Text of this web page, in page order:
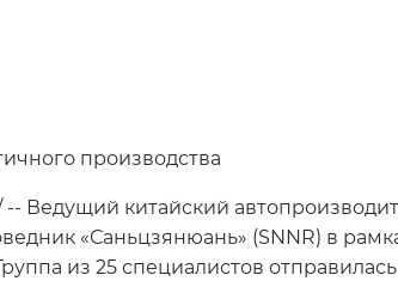
производства
Ведущий китайский
«Саньцзянюань» (SNNR) в
из 25 специалистов